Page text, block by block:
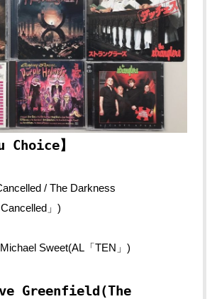
Choice】
/ The Darkness
」)
Sweet(AL「TEN」)
Greenfield(The